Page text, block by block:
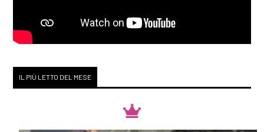
IL PIÙ LETTO DEL MESE